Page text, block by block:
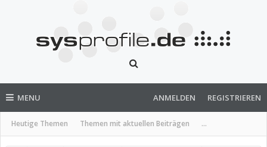
MENU
Heutige Themen Themen mit aktuellen Beiträgen ...
ANMELDEN REGISTRIEREN